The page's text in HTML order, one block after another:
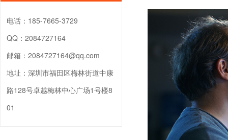
电话： 185-7665-3729
QQ： 2084727164
邮箱： 2084727164@qq.com
地址： 深圳市福田区梅林街道中康
路128号卓越梅林中心广场1号楼8
01